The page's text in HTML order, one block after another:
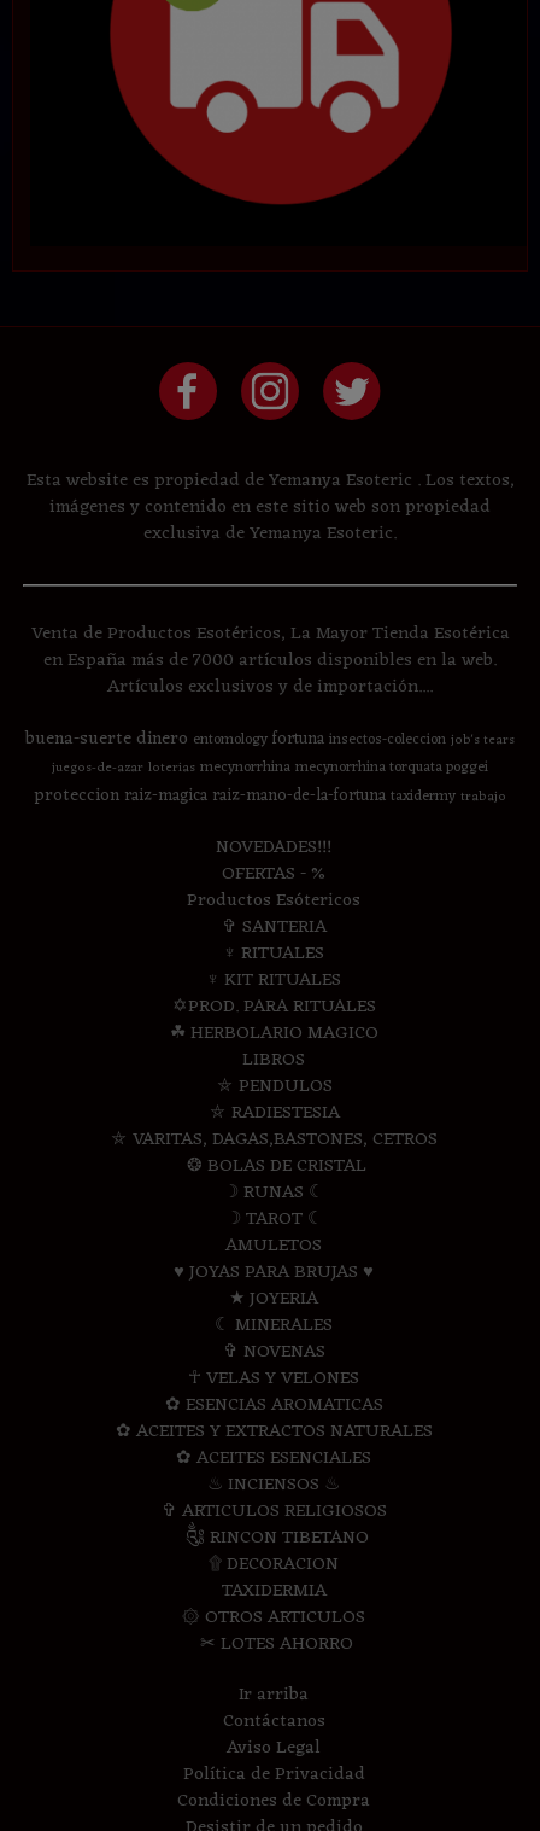
Esta website es propiedad de Yemanya Esoteric . Los textos,
imágenes y contenido en este sitio web son propiedad
exclusiva de Yemanya Esoteric.
Venta de Productos Esotéricos, La Mayor Tienda Esotérica
en España más de 7000 artículos disponibles en la web.
Artículos exclusivos y de importación....
buena-suertedinero entomologyfortunainsectos-coleccion job's tears
juegos-de-azar loterias mecynorrhinamecynorrhina torquata poggei
proteccion raiz-magica raiz-mano-de-la-fortunataxidermy trabajo
NOVEDADES!!!
OFERTAS - %
Productos Esótericos
✞ SANTERIA
♆ RITUALES
♆ KIT RITUALES
✡PROD. PARA RITUALES
☘ HERBOLARIO MAGICO
LIBROS
⛤ PENDULOS
⛤ RADIESTESIA
⛤ VARITAS, DAGAS,BASTONES, CETROS
❂ BOLAS DE CRISTAL
☽ RUNAS ☾
☽ TAROT ☾
AMULETOS
♥ JOYAS PARA BRUJAS ♥
★ JOYERIA
☾ MINERALES
✞ NOVENAS
☥ VELAS Y VELONES
✿ ESENCIAS AROMATICAS
✿ ACEITES Y EXTRACTOS NATURALES
✿ ACEITES ESENCIALES
♨ INCIENSOS ♨
✞ ARTICULOS RELIGIOSOS
༃ RINCON TIBETANO
۩ DECORACION
TAXIDERMIA
۞ OTROS ARTICULOS
✂ LOTES AHORRO
Ir arriba
Contáctanos
Aviso Legal
Política de Privacidad
Condiciones de Compra